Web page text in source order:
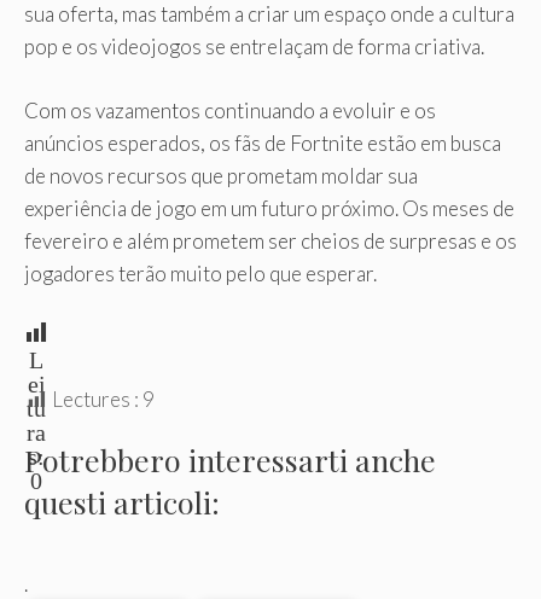
sua oferta, mas também a criar um espaço onde a cultura
pop e os videojogos se entrelaçam de forma criativa.
Com os vazamentos continuando a evoluir e os
anúncios esperados, os fãs de Fortnite estão em busca
de novos recursos que prometam moldar sua
experiência de jogo em um futuro próximo. Os meses de
fevereiro e além prometem ser cheios de surpresas e os
jogadores terão muito pelo que esperar.
L
ei
tu
ra
s:
0
Lectures : 9
Potrebbero interessarti anche
questi articoli:
.